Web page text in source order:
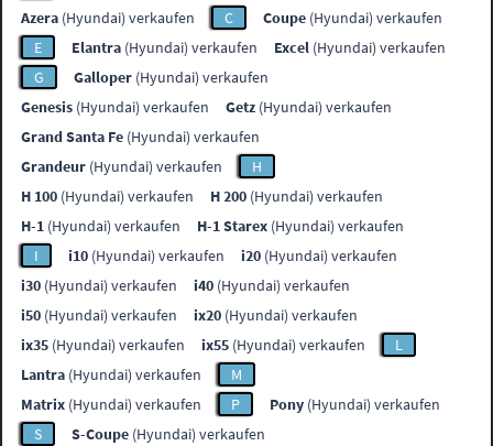
Azera (Hyundai) verkaufen C Coupe (Hyundai) verkaufen
E
Elantra (Hyundai) verkaufen Excel (Hyundai) verkaufen
G
Galloper (Hyundai) verkaufen
Genesis (Hyundai) verkaufen Getz(Hyundai) verkaufen
Grand Santa Fe (Hyundai) verkaufen
Grandeur (Hyundai) verkaufen
H
H 100 (Hyundai) verkaufen H 200 (Hyundai) verkaufen
H-1 (Hyundai) verkaufen H-1 Starex (Hyundai) verkaufen
I
i10 (Hyundai) verkaufen i20 (Hyundai) verkaufen
i30 (Hyundai) verkaufen i40 (Hyundai) verkaufen
i50 (Hyundai) verkaufen ix20 (Hyundai) verkaufen
ix35 (Hyundai) verkaufen ix55 (Hyundai) verkaufen
L
Lantra (Hyundai) verkaufen
M
Matrix (Hyundai) verkaufen P Pony (Hyundai) verkaufen
S
S-Coupe (Hyundai) verkaufen